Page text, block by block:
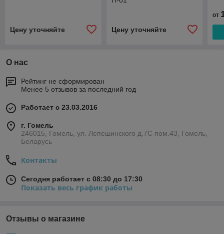
Цену уточняйте Цену уточняйте
от
О нас
Рейтинг не сформирован
Менее 5 отзывов за последний год
Работает с 23.03.2016
г. Гомель
246015, Гомель, ул. Лепешинского д.7С пом.43, Гомель,
Беларусь
Контакты
Сегодня работает с 08:30 до 17:30
Показать весь график работы
Отзывы о магазине